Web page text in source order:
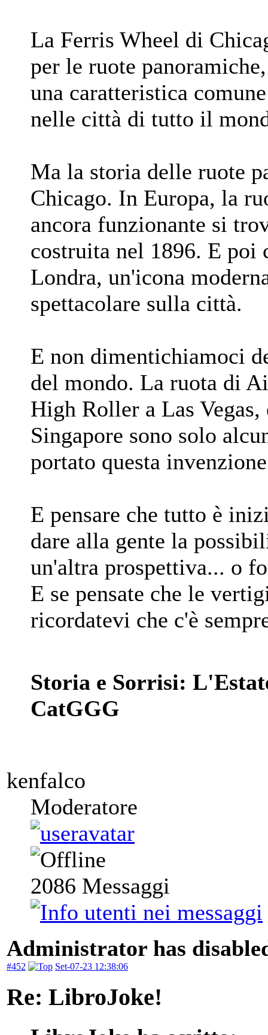
La Ferris Wheel di
per le ruote
una caratteristica
nelle città di tutto il
Ma la storia delle ruote
Chicago. In Europa, la
ancora funzionante si
costruita nel 1896. E poi
Londra, un'icona
spettacolare sulla città.
E non dimentichiamoci
del mondo. La ruota di
High Roller a Las
Singapore sono solo
portato questa
E pensare che tutto è
dare alla gente la
un'altra prospettiva... o
E se pensate che le
ricordatevi che c'è
Storia e Sorrisi:
CatGGG
kenfalco
Moderatore
2086 Messaggi
Administrator has
#452 Set-07-23 12:38:06
Re: LibroJoke!